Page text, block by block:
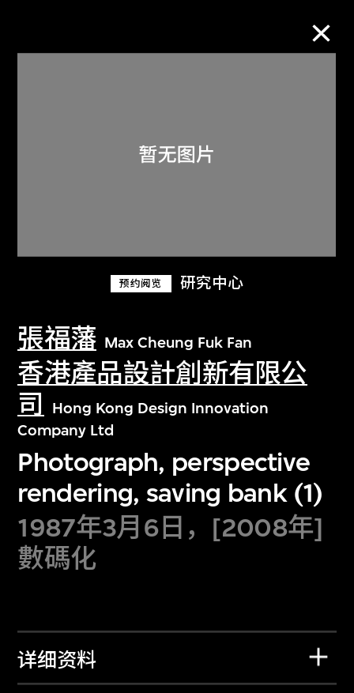
预约阅览 研究中心
張福藩 Max Cheung Fuk Fan
香港產品設計創新有限公
司
Hong Kong Design Innovation
Company Ltd
Photograph, perspective
rendering, saving bank (1)
1987年3月6日，[2008年]
數碼化
详细资料
关于M+藏品
探索世界顶级的二十及二十一世纪视觉
文化藏品。